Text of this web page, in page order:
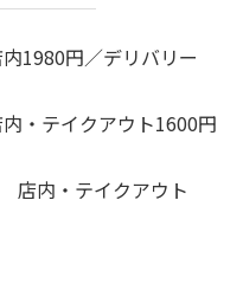
1980円／デリバリー
・テイクアウト1600円
店内・テイクアウト